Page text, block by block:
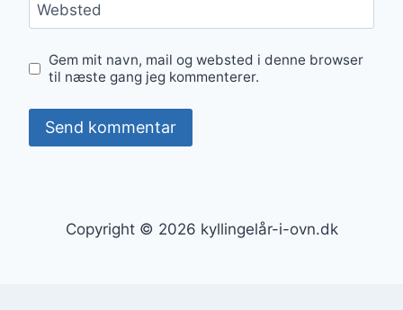
Websted
Gem mit navn, mail og websted i denne browser
til næste gang jeg kommenterer.
Copyright © 2026 kyllingelår-i-ovn.dk